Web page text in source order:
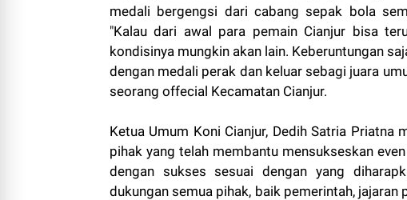
medali bergengsi dari cabang sepak bola
"Kalau dari awal para pemain Cianjur bisa
kondisinya mungkin akan lain. Keberuntungan
dengan medali perak dan keluar sebagi juara
seorang offecial Kecamatan Cianjur.
Ketua Umum Koni Cianjur, Dedih Satria Priatna
pihak yang telah membantu mensukseskan
dengan sukses sesuai dengan yang
dukungan semua pihak, baik pemerintah,